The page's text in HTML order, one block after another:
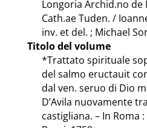
Longoria Archid.no de
Cath.ae Tuden. /
inv. et del. ; Michael
Titolo del volume
*Trattato spirituale
del salmo eructauit
dal ven. seruo di Dio
D’Avila nuovamente
castigliana. – In Roma